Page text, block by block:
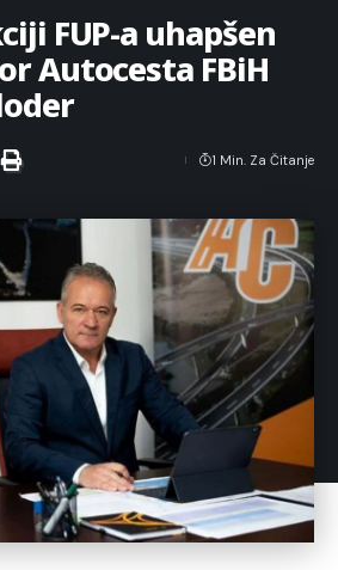
FUP-a uhapšen
Autocesta FBiH
1 Min. Za Čitanje